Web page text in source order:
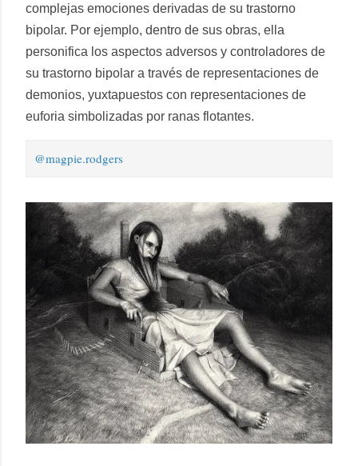
complejas emociones derivadas de su trastorno
bipolar. Por ejemplo, dentro de sus obras, ella
personifica los aspectos adversos y controladores de
su trastorno bipolar a través de representaciones de
demonios, yuxtapuestos con representaciones de
euforia simbolizadas por ranas flotantes.
@magpie.rodgers